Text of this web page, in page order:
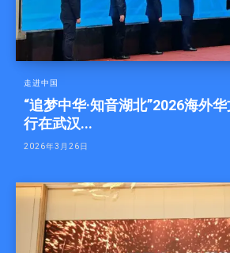
走进中国
“追梦中华·知音湖北”2026海外
行在武汉...
2026年3月26日